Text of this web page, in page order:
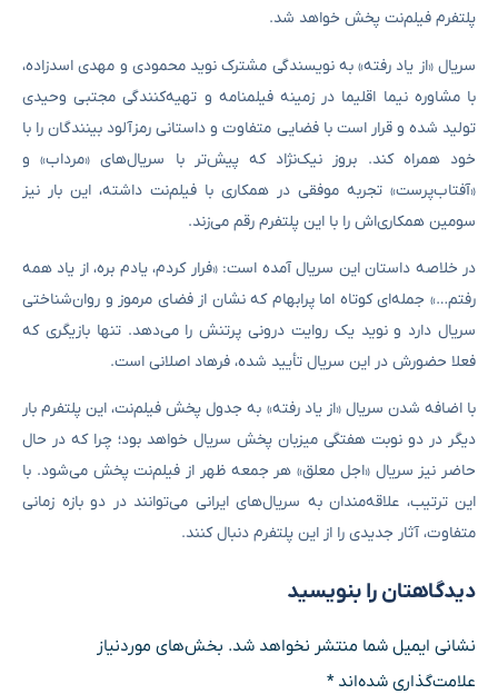
پلتفرم فیلم‌نت پخش خواهد شد.
سریال «از یاد رفته» به نویسندگی مشترک نوید محمودی و مهدی اسدزاده،
با مشاوره نیما اقلیما در زمینه فیلمنامه و تهیه‌کنندگی مجتبی وحیدی
تولید شده و قرار است با فضایی متفاوت و داستانی رمزآلود بینندگان را با
خود همراه کند. بروز نیک‌نژاد که پیش‌تر با سریال‌های «مرداب» و
«آفتاب‌پرست» تجربه موفقی در همکاری با فیلم‌نت داشته، این بار نیز
سومین همکاری‌اش را با این پلتفرم رقم می‌زند.
در خلاصه داستان این سریال آمده است: «فرار کردم، یادم بره، از یاد همه
رفتم…» جمله‌ای کوتاه اما پرابهام که نشان از فضای مرموز و روان‌شناختی
سریال دارد و نوید یک روایت درونی پرتنش را می‌دهد. تنها بازیگری که
فعلا حضورش در این سریال تأیید شده، فرهاد اصلانی است.
با اضافه شدن سریال «از یاد رفته» به جدول پخش فیلم‌نت، این پلتفرم بار
دیگر در دو نوبت هفتگی میزبان پخش سریال خواهد بود؛ چرا که در حال
حاضر نیز سریال «اجل معلق» هر جمعه ظهر از فیلم‌نت پخش می‌شود. با
این ترتیب، علاقه‌مندان به سریال‌های ایرانی می‌توانند در دو بازه زمانی
متفاوت، آثار جدیدی را از این پلتفرم دنبال کنند.
دیدگاهتان را بنویسید
نشانی ایمیل شما منتشر نخواهد شد. بخش‌های موردنیاز
علامت‌گذاری شده‌اند*